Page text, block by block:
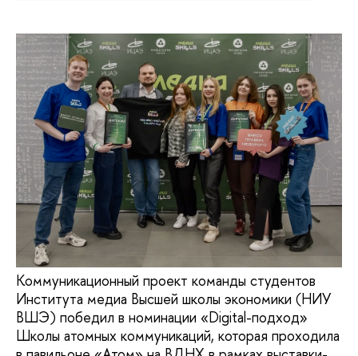
Коммуникационный проект команды студентов
Института медиа Высшей школы экономики (НИУ
ВШЭ) победил в номинации «Digital-подход»
Школы атомных коммуникаций, которая проходила